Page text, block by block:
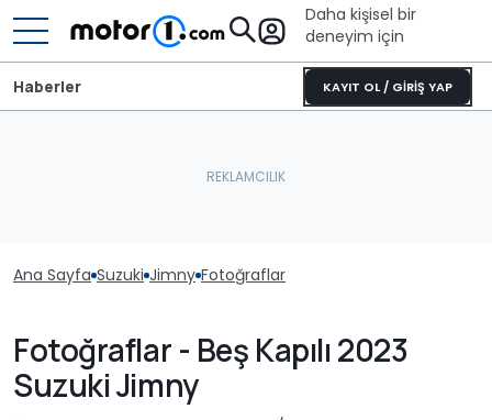
Daha kişisel bir
deneyim için
KAYIT OL / GİRİŞ YAP
Haberler
Ana Sayfa Suzuki Jimny Fotoğraflar
Fotoğraflar - Beş Kapılı 2023
Suzuki Jimny